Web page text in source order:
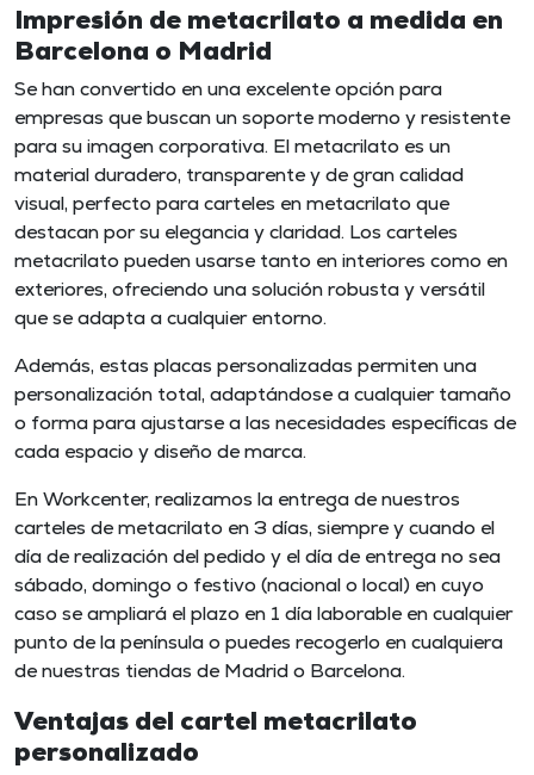
Impresión de metacrilato a medida en
Barcelona o Madrid
Se han convertido en una excelente opción para
empresas que buscan un soporte moderno y resistente
para su imagen corporativa. El metacrilato es un
material duradero, transparente y de gran calidad
visual, perfecto para carteles en metacrilato que
destacan por su elegancia y claridad. Los carteles
metacrilato pueden usarse tanto en interiores como en
exteriores, ofreciendo una solución robusta y versátil
que se adapta a cualquier entorno.
Además, estas placas personalizadas permiten una
personalización total, adaptándose a cualquier tamaño
o forma para ajustarse a las necesidades específicas de
cada espacio y diseño de marca.
En Workcenter, realizamos la entrega de nuestros
carteles de metacrilato en 3 días, siempre y cuando el
día de realización del pedido y el día de entrega no sea
sábado, domingo o festivo (nacional o local) en cuyo
caso se ampliará el plazo en 1 día laborable en cualquier
punto de la península o puedes recogerlo en cualquiera
de nuestras tiendas de Madrid o Barcelona.
Ventajas del cartel metacrilato
personalizado